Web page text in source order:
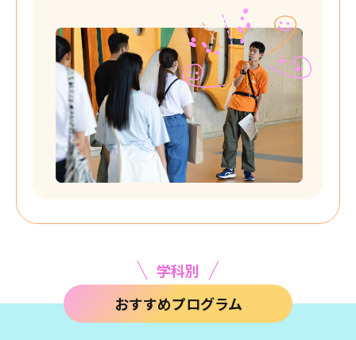
学科別
おすすめプログラム